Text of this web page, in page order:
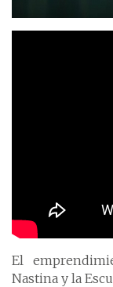
El
Nastina y la